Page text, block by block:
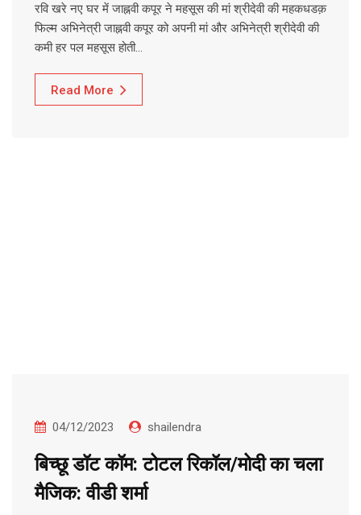
रवि खरे नए घर में जाह्नवी कपूर ने महसूस की मां श्रीदेवी की महकधडक़
फिल्म अभिनेत्री जाह्नवी कपूर को अपनी मां और अभिनेत्री श्रीदेवी की
कमी हर पल महसूस होती…
Read More
04/12/2023 shailendra
बिच्छू डॉट कॉम: टोटल रिकॉल/मोदी का चला
मैजिक: वीडी शर्मा